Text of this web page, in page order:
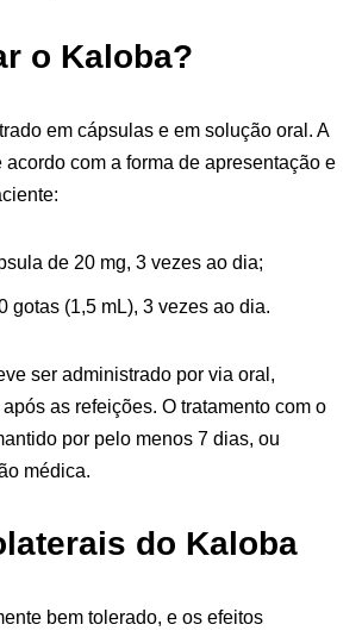
o Kaloba?
em cápsulas e em solução oral. A
com a forma de apresentação e
de 20 mg, 3 vezes ao dia;
gotas (1,5 mL), 3 vezes ao dia.
ser administrado por via oral,
as refeições. O tratamento com o
por pelo menos 7 dias, ou
médica.
do Kaloba
bem tolerado, e os efeitos